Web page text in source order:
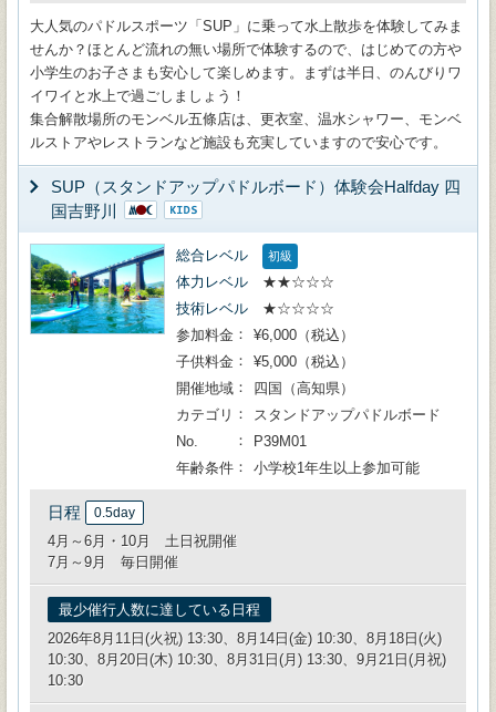
大人気のパドルスポーツ「SUP」に乗って水上散歩を体験してみま
せんか？ほとんど流れの無い場所で体験するので、はじめての方や
小学生のお子さまも安心して楽しめます。まずは半日、のんびりワ
イワイと水上で過ごしましょう！
集合解散場所のモンベル五條店は、更衣室、温水シャワー、モンベ
ルストアやレストランなど施設も充実していますので安心です。
SUP（スタンドアップパドルボード）体験会Halfday 四
国吉野川
総合レベル 初級
体力レベル
★★☆☆☆
技術レベル
★☆☆☆☆
参加料金
¥6,000（税込）
子供料金
¥5,000（税込）
開催地域
四国（高知県）
カテゴリ
スタンドアップパドルボード
No.
P39M01
年齢条件
小学校1年生以上参加可能
日程 0.5day
4月～6月・10月 土日祝開催
7月～9月 毎日開催
最少催行人数に達している日程
2026年8月11日(火祝) 13:30、8月14日(金) 10:30、8月18日(火)
10:30、8月20日(木) 10:30、8月31日(月) 13:30、9月21日(月祝)
10:30